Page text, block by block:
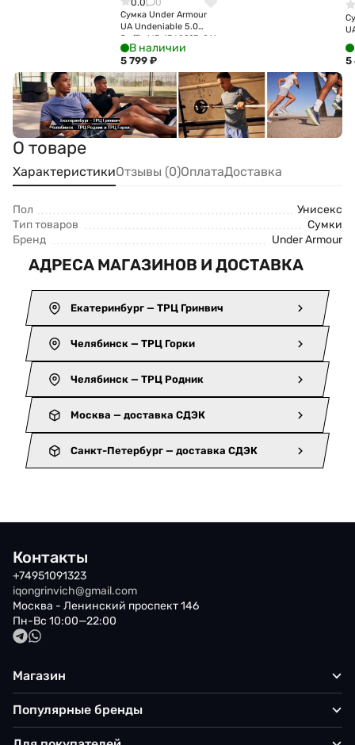
Сумка Under Armour
UA Undeniable 5.0
Duffle MD 1369223-011
В наличии
5 799 ₽ 5
О товаре
ХарактеристикиОтзывы (0)ОплатаДоставка
Пол
Унисекс
Тип товаров
Сумки
Бренд
Under Armour
АДРЕСА МАГАЗИНОВ И ДОСТАВКА
Екатеринбург — ТРЦ Гринвич
Челябинск — ТРЦ Горки
Челябинск — ТРЦ Родник
Москва — доставка СДЭК
Санкт-Петербург — доставка СДЭК
Контакты
+74951091323
iqongrinvich@gmail.com
Москва - Ленинский проспект 146
Пн-Вс 10:00—22:00
Магазин
Популярные бренды